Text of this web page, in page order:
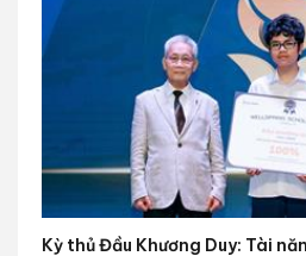
Kỳ thủ Đầu Khương Duy: Tài